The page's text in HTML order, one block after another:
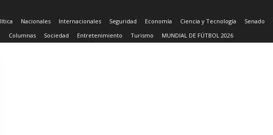
Nacionales Internacionales Seguridad Economía Ciencia y Tecnología Senado
Columnas Sociedad Entretenimiento Turismo MUNDIAL DE FÚTBOL 2026